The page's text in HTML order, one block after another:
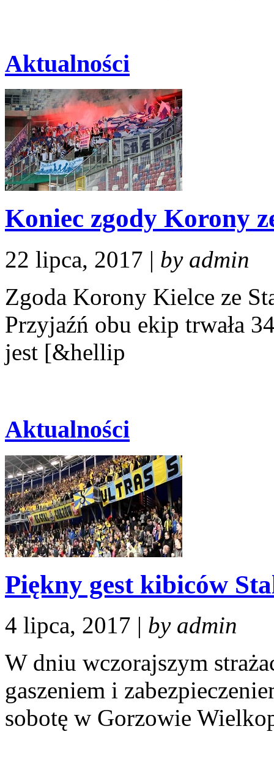
Aktualności
Koniec zgody Korony
22 lipca, 2017 | by admin
Zgoda Korony Kielce ze
Przyjaźń obu ekip trwała
jest [&hellip
Aktualności
Piękny gest kibiców
4 lipca, 2017 | by admin
W dniu wczorajszym
gaszeniem i
sobotę w Gorzowie